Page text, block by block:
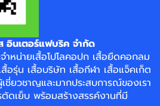
อินเตอร์แฟบริค จำกัด
ำหน่ายเสื้อโปโลคอปก เสื้อยืดคอกลม
สื้อรุ่น เสื้อบริษัท เสื้อกีฬา เสื้อแจ็คเก็ต
ยวชาญและมากประสบการณ์ของเรา
ดเย็บ พร้อมสร้างสรรค์งานที่มี